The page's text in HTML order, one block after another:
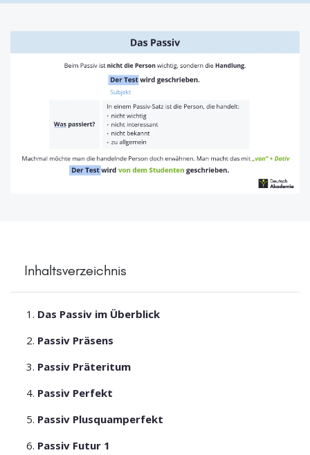
Inhaltsverzeichnis
Das Passiv im Überblick
Passiv Präsens
Passiv Präteritum
Passiv Perfekt
Passiv Plusquamperfekt
Passiv Futur 1